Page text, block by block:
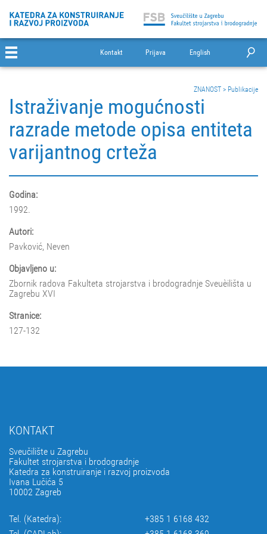
Kontakt Prijava English
ZNANOST > Publikacije
Istraživanje mogućnosti
razrade metode opisa entiteta
varijantnog crteža
Godina:
1992.
Autori:
Pavković, Neven
Objavljeno u:
Zbornik radova Fakulteta strojarstva i brodogradnje Sveuèilišta u
Zagrebu XVI
Stranice:
127-132
KONTAKT
Sveučilište u Zagrebu
Fakultet strojarstva i brodogradnje
Katedra za konstruiranje i razvoj proizvoda
Ivana Lučića 5
10002 Zagreb
Tel. (Katedra):
+385 1 6168 432